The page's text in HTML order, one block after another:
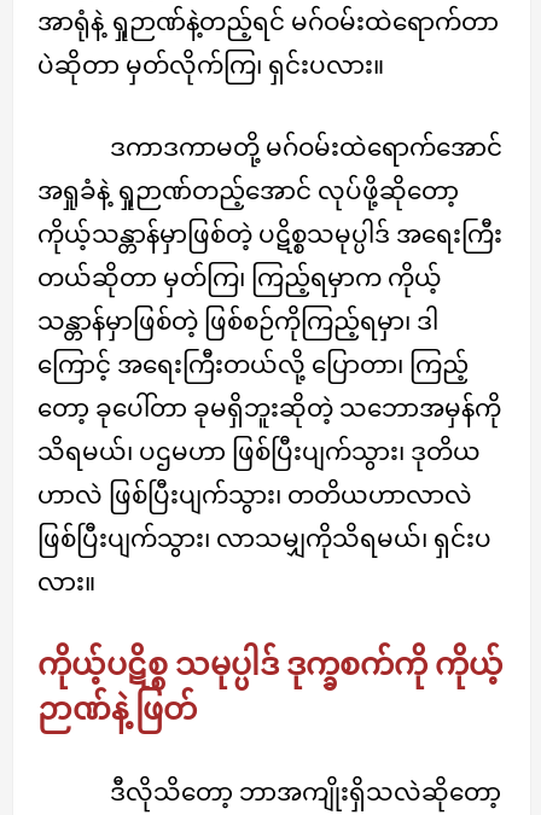
အာရုံနဲ့ ရှုဉာဏ်နဲ့တည့်ရင် မဂ်ဝမ်းထဲရောက်တာ
ပဲဆိုတာ မှတ်လိုက်ကြ၊ ရှင်းပလား။
ဒကာဒကာမတို့ မဂ်ဝမ်းထဲရောက်အောင်
အရှုခံနဲ့ ရှုဉာဏ်တည့်အောင် လုပ်ဖို့ဆိုတော့
ကိုယ့်သန္တာန်မှာဖြစ်တဲ့ ပဋိစ္စသမုပ္ပါဒ် အရေးကြီး
တယ်ဆိုတာ မှတ်ကြ၊ ကြည့်ရမှာက ကိုယ့်
သန္တာန်မှာဖြစ်တဲ့ ဖြစ်စဉ်ကိုကြည့်ရမှာ၊ ဒါ
ကြောင့် အရေးကြီးတယ်လို့ ပြောတာ၊ ကြည့်
တော့ ခုပေါ်တာ ခုမရှိဘူးဆိုတဲ့ သဘောအမှန်ကို
သိရမယ်၊ ပဌမဟာ ဖြစ်ပြီးပျက်သွား၊ ဒုတိယ
ဟာလဲ ဖြစ်ပြီးပျက်သွား၊ တတိယဟာလာလဲ
ဖြစ်ပြီးပျက်သွား၊ လာသမျှကိုသိရမယ်၊ ရှင်းပ
လား။
ကိုယ့်ပဋိစ္စ သမုပ္ပါဒ် ဒုက္ခစက်ကို ကိုယ့်
ဉာဏ်နဲ့ ဖြတ်
ဒီလိုသိတော့ ဘာအကျိုးရှိသလဲဆိုတော့